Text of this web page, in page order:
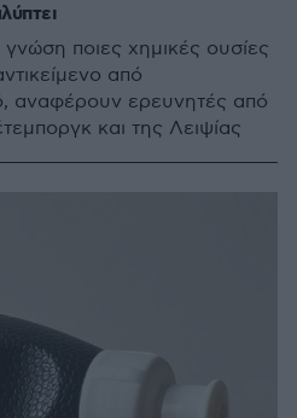
ποιες χημικές ουσίες
από
αναφέρουν ερευνητές από
και της Λειψίας